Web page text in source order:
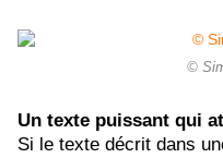
©
Un texte puissant qui
Si le texte décrit dans